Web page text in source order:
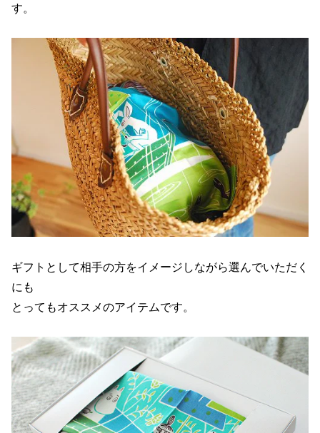
す。
ギフトとして相手の方をイメージしながら選んでいただく
にも
とってもオススメのアイテムです。